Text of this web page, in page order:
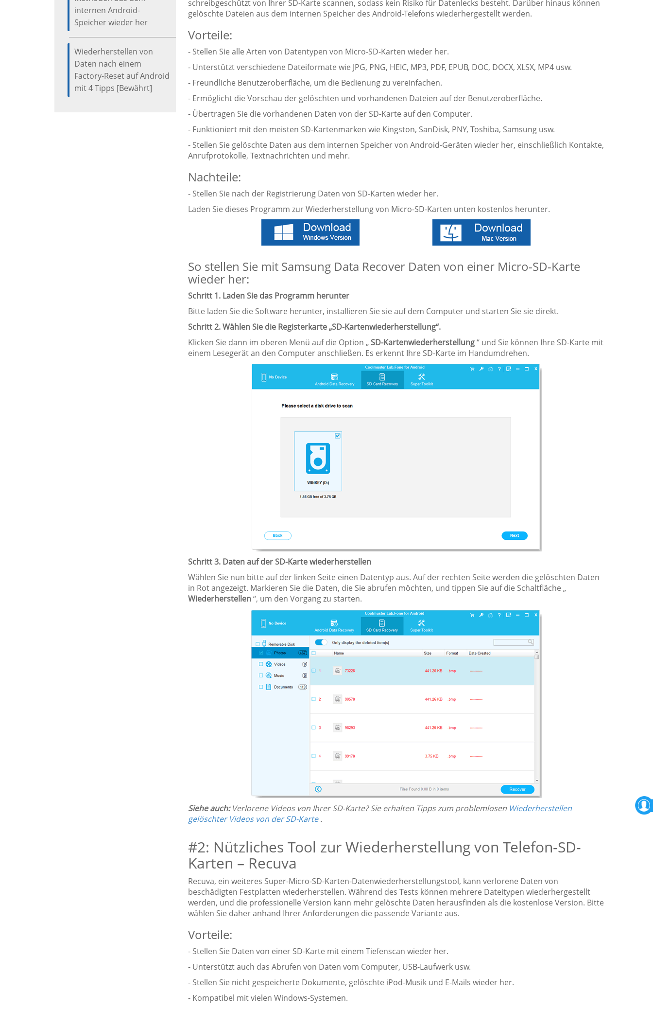
internen Android-
Speicher wieder her
Wiederherstellen von
Daten nach einem
Factory-Reset auf Android
mit 4 Tipps [Bewährt]
schreibgeschützt von Ihrer SD-Karte scannen, sodass kein Risiko für Datenlecks besteht. Darüber hinaus können
gelöschte Dateien aus dem internen Speicher des Android-Telefons wiederhergestellt werden.
Vorteile:
- Stellen Sie alle Arten von Datentypen von Micro-SD-Karten wieder her.
- Unterstützt verschiedene Dateiformate wie JPG, PNG, HEIC, MP3, PDF, EPUB, DOC, DOCX, XLSX, MP4 usw.
- Freundliche Benutzeroberfläche, um die Bedienung zu vereinfachen.
- Ermöglicht die Vorschau der gelöschten und vorhandenen Dateien auf der Benutzeroberfläche.
- Übertragen Sie die vorhandenen Daten von der SD-Karte auf den Computer.
- Funktioniert mit den meisten SD-Kartenmarken wie Kingston, SanDisk, PNY, Toshiba, Samsung usw.
- Stellen Sie gelöschte Daten aus dem internen Speicher von Android-Geräten wieder her, einschließlich Kontakte,
Anrufprotokolle, Textnachrichten und mehr.
Nachteile:
- Stellen Sie nach der Registrierung Daten von SD-Karten wieder her.
Laden Sie dieses Programm zur Wiederherstellung von Micro-SD-Karten unten kostenlos herunter.
So stellen Sie mit Samsung Data Recover Daten von einer Micro-SD-Karte
wieder her:
Schritt 1. Laden Sie das Programm herunter
Bitte laden Sie die Software herunter, installieren Sie sie auf dem Computer und starten Sie sie direkt.
Schritt 2. Wählen Sie die Registerkarte „SD-Kartenwiederherstellung“.
Klicken Sie dann im oberen Menü auf die Option „SD-Kartenwiederherstellung“ und Sie können Ihre SD-Karte mit
einem Lesegerät an den Computer anschließen. Es erkennt Ihre SD-Karte im Handumdrehen.
Schritt 3. Daten auf der SD-Karte wiederherstellen
Wählen Sie nun bitte auf der linken Seite einen Datentyp aus. Auf der rechten Seite werden die gelöschten Daten
in Rot angezeigt. Markieren Sie die Daten, die Sie abrufen möchten, und tippen Sie auf die Schaltfläche „
Wiederherstellen“, um den Vorgang zu starten.
Siehe auch: Verlorene Videos von Ihrer SD-Karte? Sie erhalten Tipps zum problemlosen Wiederherstellen
gelöschter Videos von der SD-Karte.
#2: Nützliches Tool zur Wiederherstellung von Telefon-SD-
Karten – Recuva
Recuva, ein weiteres Super-Micro-SD-Karten-Datenwiederherstellungstool, kann verlorene Daten von
beschädigten Festplatten wiederherstellen. Während des Tests können mehrere Dateitypen wiederhergestellt
werden, und die professionelle Version kann mehr gelöschte Daten herausfinden als die kostenlose Version. Bitte
wählen Sie daher anhand Ihrer Anforderungen die passende Variante aus.
Vorteile:
- Stellen Sie Daten von einer SD-Karte mit einem Tiefenscan wieder her.
- Unterstützt auch das Abrufen von Daten vom Computer, USB-Laufwerk usw.
- Stellen Sie nicht gespeicherte Dokumente, gelöschte iPod-Musik und E-Mails wieder her.
- Kompatibel mit vielen Windows-Systemen.